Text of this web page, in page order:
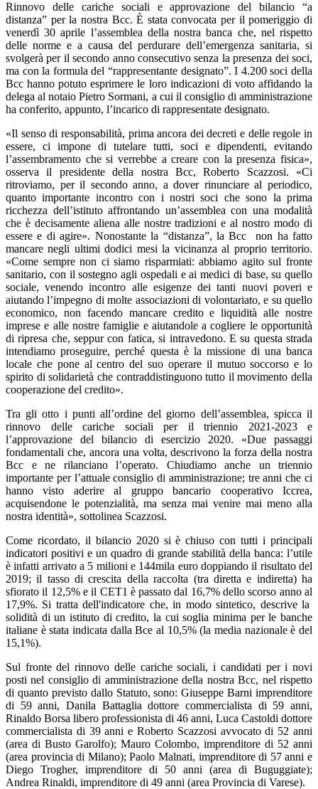
Rinnovo delle cariche sociali e approvazione del bilancio “a
distanza” per la nostra Bcc. È stata convocata per il pomeriggio di
venerdì 30 aprile l’assemblea della nostra banca che, nel rispetto
delle norme e a causa del perdurare dell’emergenza sanitaria, si
svolgerà per il secondo anno consecutivo senza la presenza dei soci,
ma con la formula del “rappresentante designato”. I 4.200 soci della
Bcc hanno potuto esprimere le loro indicazioni di voto affidando la
delega al notaio Pietro Sormani, a cui il consiglio di amministrazione
ha conferito, appunto, l’incarico di rappresentate designato.
«Il senso di responsabilità, prima ancora dei decreti e delle regole in
essere, ci impone di tutelare tutti, soci e dipendenti, evitando
l’assembramento che si verrebbe a creare con la presenza fisica»,
osserva il presidente della nostra Bcc, Roberto Scazzosi. «Ci
ritroviamo, per il secondo anno, a dover rinunciare al periodico,
quanto importante incontro con i nostri soci che sono la prima
ricchezza dell’istituto affrontando un’assemblea con una modalità
che è decisamente aliena alle nostre tradizioni e al nostro modo di
essere e di agire». Nonostante la “distanza”, la Bcc non ha fatto
mancare negli ultimi dodici mesi la vicinanza al proprio territorio.
«Come sempre non ci siamo risparmiati: abbiamo agito sul fronte
sanitario, con il sostegno agli ospedali e ai medici di base, su quello
sociale, venendo incontro alle esigenze dei tanti nuovi poveri e
aiutando l’impegno di molte associazioni di volontariato, e su quello
economico, non facendo mancare credito e liquidità alle nostre
imprese e alle nostre famiglie e aiutandole a cogliere le opportunità
di ripresa che, seppur con fatica, si intravedono. E su questa strada
intendiamo proseguire, perché questa è la missione di una banca
locale che pone al centro del suo operare il mutuo soccorso e lo
spirito di solidarietà che contraddistinguono tutto il movimento della
cooperazione del credito».
Tra gli otto i punti all’ordine del giorno dell’assemblea, spicca il
rinnovo delle cariche sociali per il triennio 2021-2023 e
l’approvazione del bilancio di esercizio 2020. «Due passaggi
fondamentali che, ancora una volta, descrivono la forza della nostra
Bcc e ne rilanciano l’operato. Chiudiamo anche un triennio
importante per l’attuale consiglio di amministrazione; tre anni che ci
hanno visto aderire al gruppo bancario cooperativo Iccrea,
acquisendone le potenzialità, ma senza mai venire mai meno alla
nostra identità», sottolinea Scazzosi.
Come ricordato, il bilancio 2020 si è chiuso con tutti i principali
indicatori positivi e un quadro di grande stabilità della banca: l’utile
è infatti arrivato a 5 milioni e 144mila euro doppiando il risultato del
2019; il tasso di crescita della raccolta (tra diretta e indiretta) ha
sfiorato il 12,5% e il CET1 è passato dal 16,7% dello scorso anno al
17,9%. Si tratta dell'indicatore che, in modo sintetico, descrive la
solidità di un istituto di credito, la cui soglia minima per le banche
italiane è stata indicata dalla Bce al 10,5% (la media nazionale è del
15,1%).
Sul fronte del rinnovo delle cariche sociali, i candidati per i novi
posti nel consiglio di amministrazione della nostra Bcc, nel rispetto
di quanto previsto dallo Statuto, sono: Giuseppe Barni imprenditore
di 59 anni, Danila Battaglia dottore commercialista di 59 anni,
Rinaldo Borsa libero professionista di 46 anni, Luca Castoldi dottore
commercialista di 39 anni e Roberto Scazzosi avvocato di 52 anni
(area di Busto Garolfo); Mauro Colombo, imprenditore di 52 anni
(area provincia di Milano); Paolo Malnati, imprenditore di 57 anni e
Diego Trogher, imprenditore di 50 anni (area di Buguggiate);
Andrea Rinaldi, imprenditore di 49 anni (area Provincia di Varese).